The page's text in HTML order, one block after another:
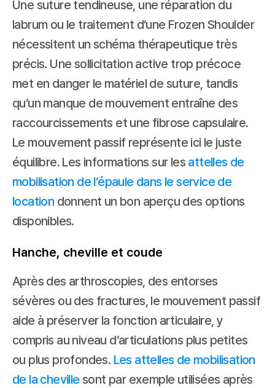
Une suture tendineuse, une réparation du
labrum ou le traitement d’une Frozen Shoulder
nécessitent un schéma thérapeutique très
précis. Une sollicitation active trop précoce
met en danger le matériel de suture, tandis
qu’un manque de mouvement entraîne des
raccourcissements et une fibrose capsulaire.
Le mouvement passif représente ici le juste
équilibre. Les informations sur les attelles de
mobilisation de l’épaule dans le service de
location donnent un bon aperçu des options
disponibles.
Hanche, cheville et coude
Après des arthroscopies, des entorses
sévères ou des fractures, le mouvement passif
aide à préserver la fonction articulaire, y
compris au niveau d’articulations plus petites
ou plus profondes. Les attelles de mobilisation
de la cheville sont par exemple utilisées après